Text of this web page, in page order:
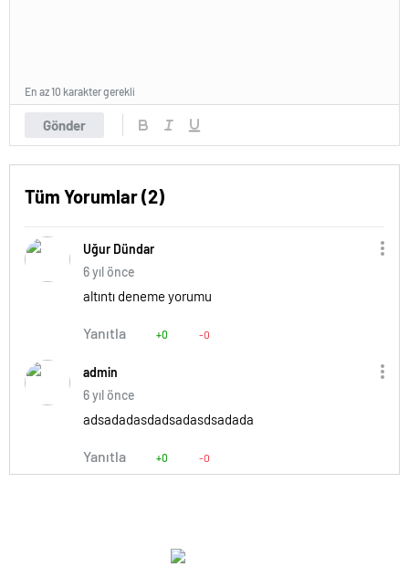
Gönder
En az 10 karakter gerekli
Tüm Yorumlar (2)
Uğur Dündar
6 yıl önce
altıntı deneme yorumu
Yanıtla +0 -0
admin
6 yıl önce
adsadadasdadsadasdsadada
Yanıtla +0 -0